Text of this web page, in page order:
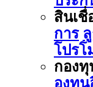
สินเชื่
การ
โปรโ
กองทุ
องทุน